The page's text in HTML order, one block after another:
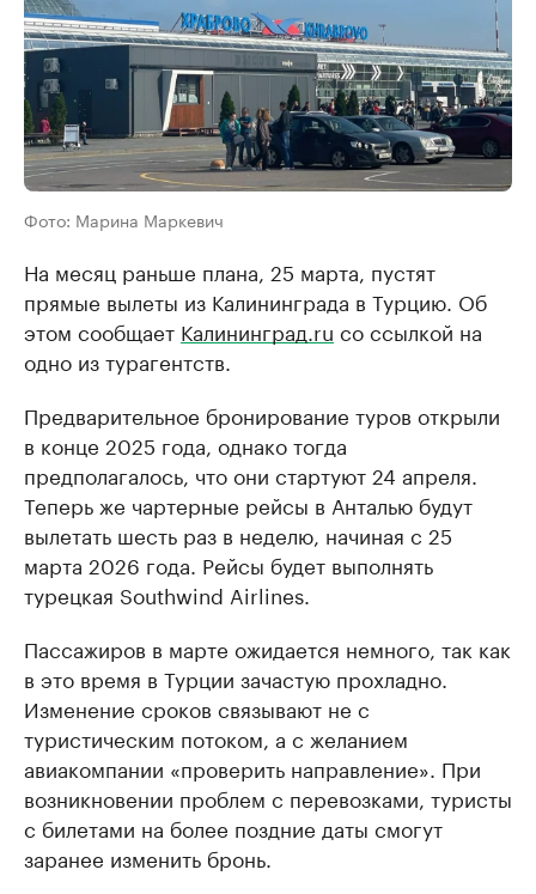
Фото: Марина Маркевич
На месяц раньше плана, 25 марта, пустят
прямые вылеты из Калининграда в Турцию. Об
этом сообщает Калининград.ru со ссылкой на
одно из турагентств.
Предварительное бронирование туров открыли
в конце 2025 года, однако тогда
предполагалось, что они стартуют 24 апреля.
Теперь же чартерные рейсы в Анталью будут
вылетать шесть раз в неделю, начиная с 25
марта 2026 года. Рейсы будет выполнять
турецкая Southwind Airlines.
Пассажиров в марте ожидается немного, так как
в это время в Турции зачастую прохладно.
Изменение сроков связывают не с
туристическим потоком, а с желанием
авиакомпании «проверить направление». При
возникновении проблем с перевозками, туристы
с билетами на более поздние даты смогут
заранее изменить бронь.